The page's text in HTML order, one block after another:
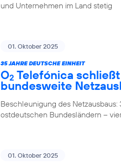
und Unternehmen im Land stetig
01. Oktober 2025
35 JAHRE DEUTSCHE EINHEIT
O2 Telefónica
bundesweite
Beschleunigung des
ostdeutschen Bundesländern –
01. Oktober 2025